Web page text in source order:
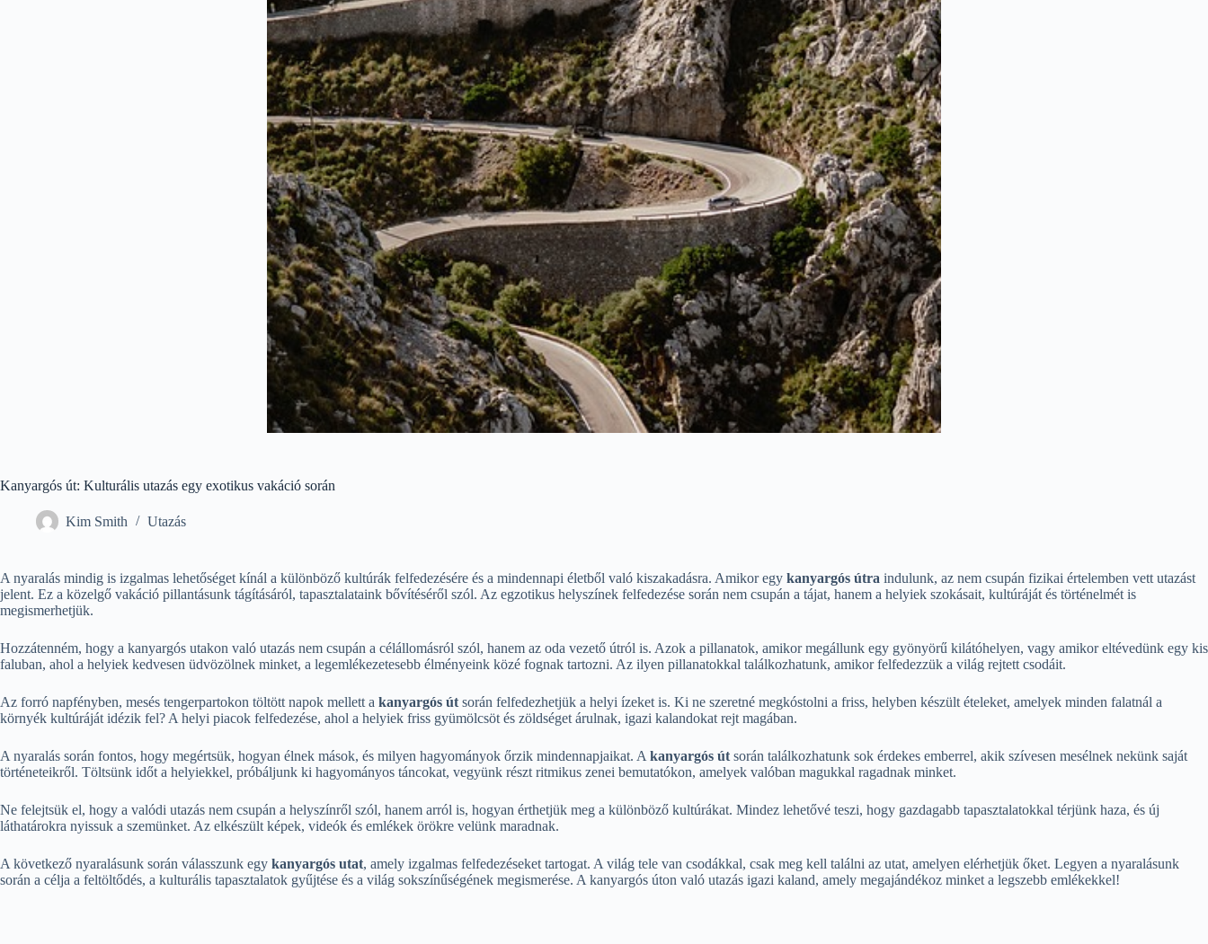
Kanyargós út: Kulturális utazás egy exotikus vakáció során
Kim Smith Utazás
A nyaralás mindig is izgalmas lehetőséget kínál a különböző kultúrák felfedezésére és a mindennapi életből való kiszakadásra. Amikor egy kanyargós útra indulunk, az nem csupán fizikai értelemben vett utazást
jelent. Ez a közelgő vakáció pillantásunk tágításáról, tapasztalataink bővítéséről szól. Az egzotikus helyszínek felfedezése során nem csupán a tájat, hanem a helyiek szokásait, kultúráját és történelmét is
megismerhetjük.
Hozzátenném, hogy a kanyargós utakon való utazás nem csupán a célállomásról szól, hanem az oda vezető útról is. Azok a pillanatok, amikor megállunk egy gyönyörű kilátóhelyen, vagy amikor eltévedünk egy kis
faluban, ahol a helyiek kedvesen üdvözölnek minket, a legemlékezetesebb élményeink közé fognak tartozni. Az ilyen pillanatokkal találkozhatunk, amikor felfedezzük a világ rejtett csodáit.
Az forró napfényben, mesés tengerpartokon töltött napok mellett a kanyargós út során felfedezhetjük a helyi ízeket is. Ki ne szeretné megkóstolni a friss, helyben készült ételeket, amelyek minden falatnál a
környék kultúráját idézik fel? A helyi piacok felfedezése, ahol a helyiek friss gyümölcsöt és zöldséget árulnak, igazi kalandokat rejt magában.
A nyaralás során fontos, hogy megértsük, hogyan élnek mások, és milyen hagyományok őrzik mindennapjaikat. A kanyargós út során találkozhatunk sok érdekes emberrel, akik szívesen mesélnek nekünk saját
történeteikről. Töltsünk időt a helyiekkel, próbáljunk ki hagyományos táncokat, vegyünk részt ritmikus zenei bemutatókon, amelyek valóban magukkal ragadnak minket.
Ne felejtsük el, hogy a valódi utazás nem csupán a helyszínről szól, hanem arról is, hogyan érthetjük meg a különböző kultúrákat. Mindez lehetővé teszi, hogy gazdagabb tapasztalatokkal térjünk haza, és új
láthatárokra nyissuk a szemünket. Az elkészült képek, videók és emlékek örökre velünk maradnak.
A következő nyaralásunk során válasszunk egy kanyargós utat, amely izgalmas felfedezéseket tartogat. A világ tele van csodákkal, csak meg kell találni az utat, amelyen elérhetjük őket. Legyen a nyaralásunk
során a célja a feltöltődés, a kulturális tapasztalatok gyűjtése és a világ sokszínűségének megismerése. A kanyargós úton való utazás igazi kaland, amely megajándékoz minket a legszebb emlékekkel!